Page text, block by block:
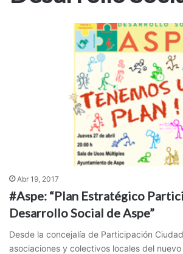
Abr 19, 2017
#Aspe: “Plan Estratégico
Desarrollo Social de Aspe”
Desde la concejalía de Participación
asociaciones y colectivos locales del